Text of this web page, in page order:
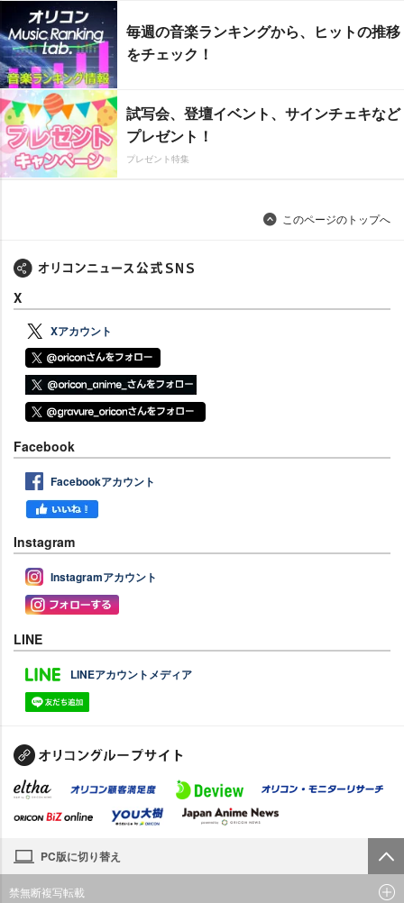
毎週の音楽ランキングから、ヒットの推移
をチェック！
試写会、登壇イベント、サインチェキなど
プレゼント！
プレゼント特集
このページのトップへ
X
Xアカウント
Facebook
Facebookアカウント
Instagram
Instagramアカウント
LINE
LINEアカウントメディア
PC版に切り替え
禁無断複写転載